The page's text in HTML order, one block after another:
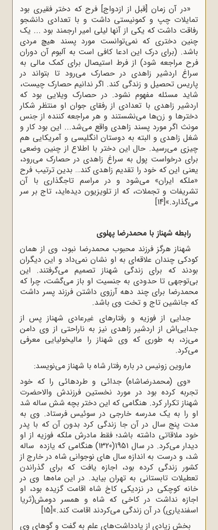
«در آن زمان [قبل از ازدواج] فرح که دختر فقیری بود
تمایلات چپ و کمونیستی داشت و با تعدادی دانشجو
رفاقت داشت که یکی از آنها لیلی امیر ارجمند بود ... یک
چنین دختری که نمی‌توانست مورد پسند هیچ مردی
باشد. (برای درک این ادعا کافی است به آلبوم آن دوران
فرح مراجعه شود) از فرط استیصال برای کمک مالی به
سراغ اردشیر زاهدی در حصارک می‌رود تا بتواند در
پاریس تحصیل و زندگی کند. اگر ندانیم حصارک چیست،
شاید مسئله مفهوم نشود. در حصارک ویلایی بود که
اردشیر زاهدی با تعدادی از رفقای جوان او منتظر شکار
دخترها و زن‌ها می‌نشستند و هر مراجعه کننده از جنس
مونث اگر مورد پسند زاهدی واقع می‌شد... این بود کار و
شغل زاهدی و البته به دوستان انگلیسی و آمریکایی هم
چیزی می‌رسید. حال این دختر با اطلاع از چنین وضعی
برای درخواست پول به سراغ زاهدی در حصارک می‌رود،
یعنی این‌ که خود را تقدیم زاهدی کند… بدین ترتیب فرح
«ملکه ایران» می‌شود و در مراسم تاجگذاری با آن
تشریفات و تجملات، که از تلویزیون دیده‌اید، تاج بر سر
می‌گذارد.»[14]
رابطه شهناز با محمدرضا پهلوی
شهناز هرگز فرزند محبوب محمدرضا نبود، وی از همان
کودکی چندان علاقه‌ای به او نشان نمی‌داد و این دیگران
بودند که برای زندگی شهناز تصمیم می‌گرفتند. این
بی‌توجهی تا حدودی به جنسیت او باز می‌گشت، چرا که
محمدرضا برای چند دهه آرزوی داشتن فرزند پسر داشت
که‌ جانشین تاج و تخت وی باشد.
جدایی از فوزیه و رفتارهای غیرعادی شهناز پس از
جدایی‌اش از اردشیر زاهدی نیز به ناراحتی از وی دامن
می‌زد، به طوری که وی شهناز را مالیخولیایی معرفی
می‌کرد.
ماروین زونیس در باره رفتار شاه با شهناز می‌نویسد:
«وی (محمدرضاشاه) جدائی و طردهائی را که خود
تجربه کرده بود در مورد نخستین فرزندش والاحضرت
شهناز تکرار کرد. هنگامی که این دختر بچه شش ساله شد
او را به یک مدرسه خارجی در سوئیس فرستاد. وی به
مدت پنج سال در آن جا زندگی کرد بدون آن ‌که با پدر
خود ملاقاتی داشته باشد؛ فقط مادرش ملکه فوزیه از او
دیدار می‌کرد. در سال 1951(1320) هنگامی که یازده ساله
شد، و درست به اندازه‌ سال های نوجوانی شاه در خارج از
کشور زندگی کرده بود، اجازه یافت که برای گذراندن
تعطیلات تابستانی به تهران بیاید. در این ماه‌ها وی در
خانه کوچکی در نزدیکی کاخ شاه اقامت گزیده بود، او
اجازه نداشت در کاخی که شاه و همسر دومش(ثریا
اسفندیاری) در آن زندگی می‌کردند اقامت کند.»[15]
بخش زیادی از یادداشت‌های علم به گفت و گوهای وی